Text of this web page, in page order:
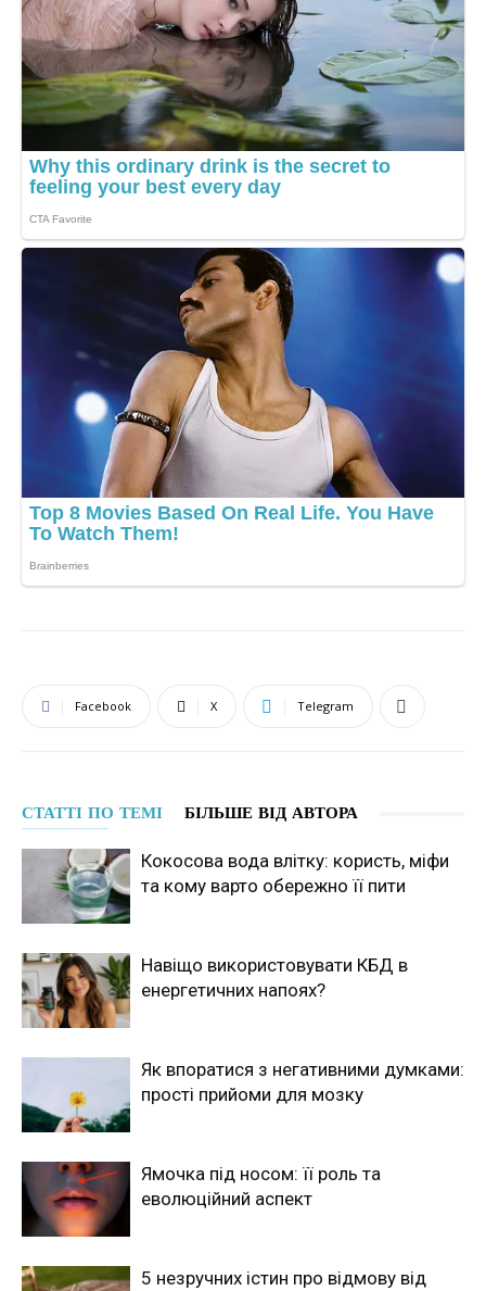
Facebook X Telegram
СТАТТІ ПО ТЕМІ БІЛЬШЕ ВІД АВТОРА
Кокосова вода влітку: користь, міфи
та кому варто обережно її пити
Навіщо використовувати КБД в
енергетичних напоях?
Як впоратися з негативними думками:
прості прийоми для мозку
Ямочка під носом: її роль та
еволюційний аспект
5 незручних істин про відмову від